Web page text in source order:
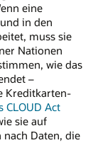
eine
in den
muss sie
Nationen
wie das
–
Kreditkarten-
CLOUD Act
sie auf
Daten, die